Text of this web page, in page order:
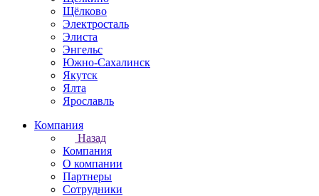
Щёлково
Электросталь
Элиста
Энгельс
Южно-Сахалинск
Якутск
Ялта
Ярославль
Компания
Назад
Компания
О компании
Партнеры
Сотрудники